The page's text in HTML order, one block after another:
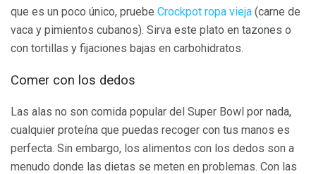
que es un poco único, pruebe Crockpot ropa vieja (carne de
vaca y pimientos cubanos). Sirva este plato en tazones o
con tortillas y fijaciones bajas en carbohidratos.
Comer con los dedos
Las alas no son comida popular del Super Bowl por nada,
cualquier proteína que puedas recoger con tus manos es
perfecta. Sin embargo, los alimentos con los dedos son a
menudo donde las dietas se meten en problemas. Con las